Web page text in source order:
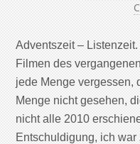
Adventszeit –
Filmen des
jede Menge vergessen,
Menge nicht gesehen,
nicht alle 2010
Entschuldigung, ich